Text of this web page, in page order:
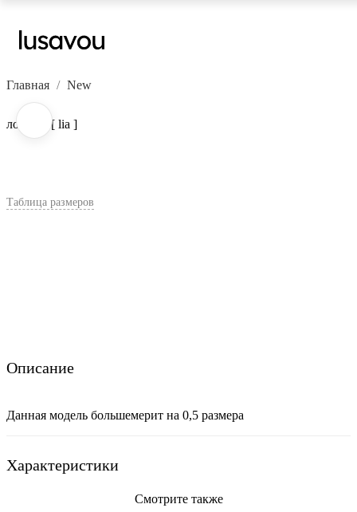
Главная New
лоферы [ lia ]
Таблица размеров
Описание
Данная модель большемерит на 0,5 размера
Характеристики
Смотрите также